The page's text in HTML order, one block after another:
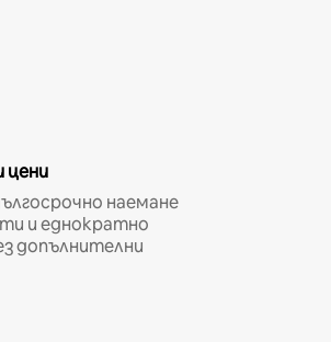
цени
наемане
и еднократно
допълнителни